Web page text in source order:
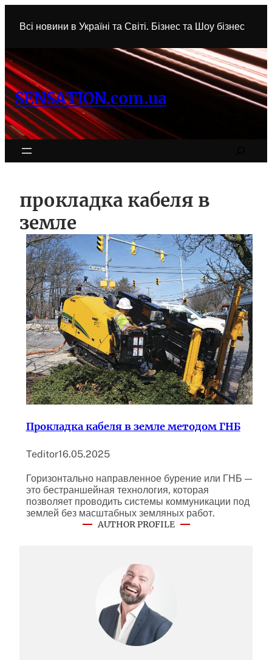
содержимому
Всі новини в Україні та Світі. Бізнес та Шоу бізнес
SENSATION.com.ua
прокладка кабеля в
земле
Прокладка кабеля в земле методом ГНБ
Teditor16.05.2025
Горизонтально направленное бурение или ГНБ —
это бестраншейная технология, которая
позволяет проводить системы коммуникации под
землей без масштабных земляных работ.
AUTHOR PROFILE